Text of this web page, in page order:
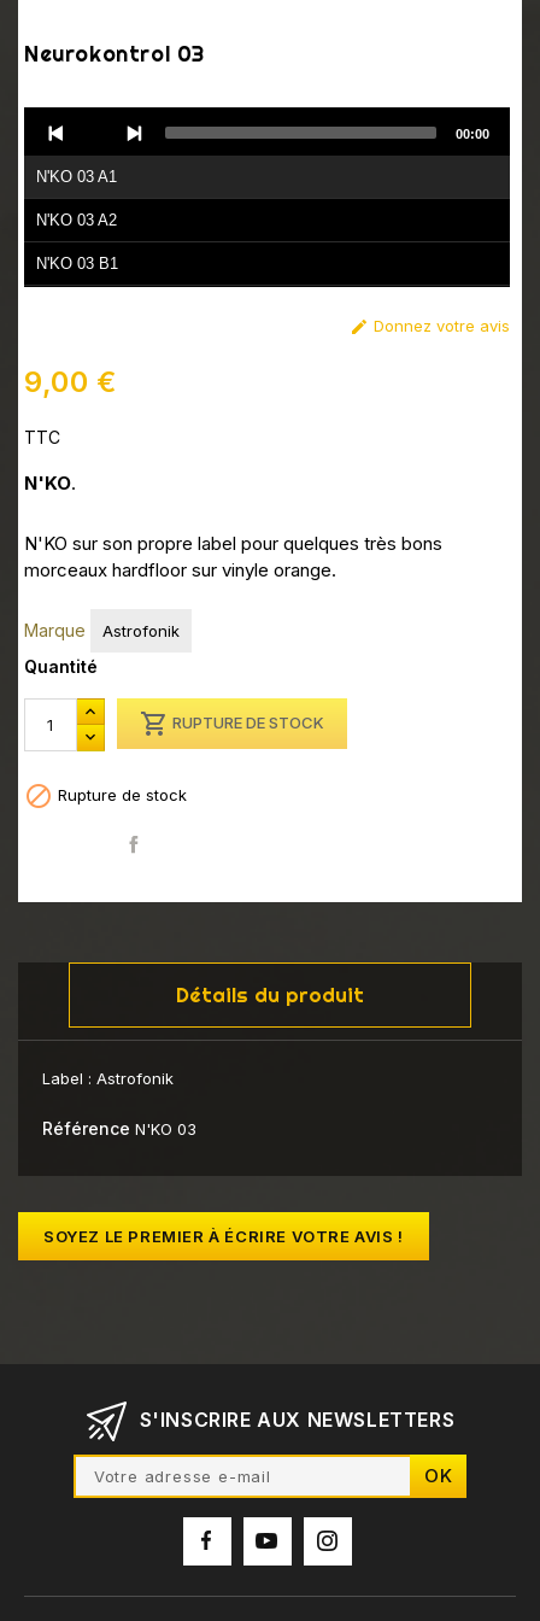
Neurokontrol 03
Player
N'KO 03 A1
N'KO 03 A2
N'KO 03 B1
00:00
 Donnez votre avis
9,00 €
TTC
N'KO.
N'KO sur son propre label pour quelques très bons
morceaux hardfloor sur vinyle orange.
Marque Astrofonik
Quantité
 RUPTURE DE STOCK
 Rupture de stock
Détails du produit
Label : Astrofonik
Référence N'KO 03
SOYEZ LE PREMIER À ÉCRIRE VOTRE AVIS !
S'INSCRIRE AUX NEWSLETTERS